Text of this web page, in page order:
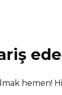
hemen!